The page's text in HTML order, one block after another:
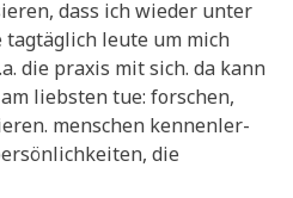
dass ich wie­der unter
tag­täg­lich leu­te um mich
die pra­xis mit sich. da kann
lieb­sten tue: for­schen,
men­schen ken­nen­ler­
die